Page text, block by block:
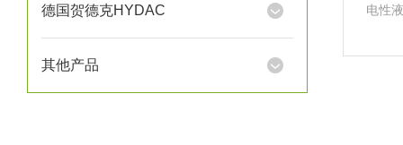
德国贺德克HYDAC
其他产品
电性
的电